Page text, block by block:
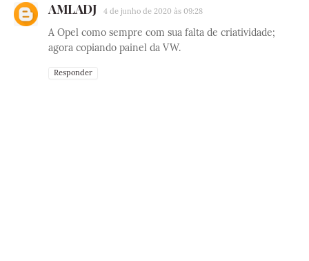
AMLADJ 4 de junho de 2020 às 09:28
A Opel como sempre com sua falta de criatividade;
agora copiando painel da VW.
Responder